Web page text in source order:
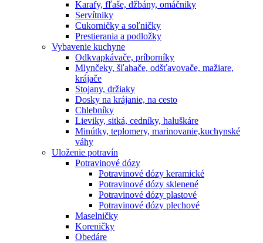
Karafy, fľaše, džbány, omáčniky
Servítniky
Cukorničky a soľničky
Prestierania a podložky
Vybavenie kuchyne
Odkvapkávače, príborníky
Mlynčeky, šľahače, odšťavovače, mažiare,
krájače
Stojany, držiaky
Dosky na krájanie, na cesto
Chlebníky
Lieviky, sitká, cedníky, haluškáre
Minútky, teplomery, marinovanie,kuchynské
váhy
Uloženie potravín
Potravinové dózy
Potravinové dózy keramické
Potravinové dózy sklenené
Potravinové dózy plastové
Potravinové dózy plechové
Maselničky
Koreničky
Obedáre